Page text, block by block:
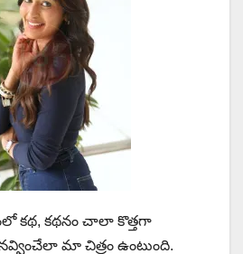
కథ, కథనం చాలా కొత్తగా
మా చిత్రం ఉంటుంది.